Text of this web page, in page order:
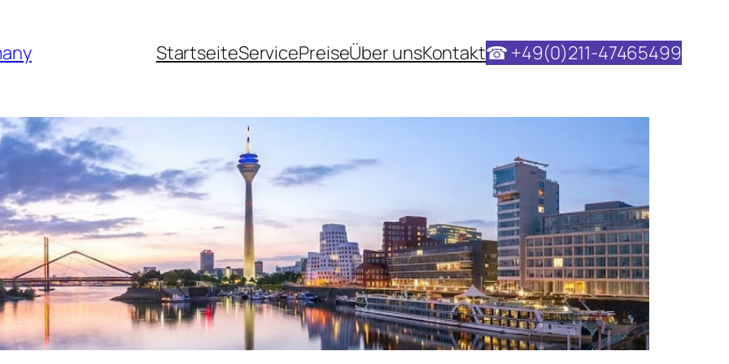
StartseiteServicePreiseÜber unsKontakt☎ +49(0)211-47465499